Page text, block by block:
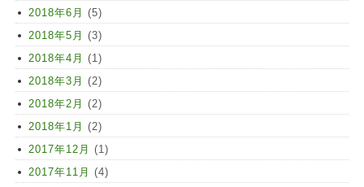
2018年6月 (5)
2018年5月 (3)
2018年4月 (1)
2018年3月 (2)
2018年2月 (2)
2018年1月 (2)
2017年12月 (1)
2017年11月 (4)